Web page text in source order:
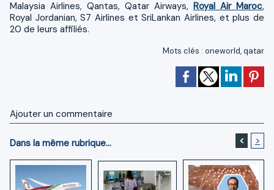
Malaysia Airlines, Qantas, Qatar Airways, Royal Air Maroc,
Royal Jordanian, S7 Airlines et SriLankan Airlines, et plus de
20 de leurs affiliés.
Mots clés : oneworld,qatar
Ajouter un commentaire
Dans la même rubrique... < >